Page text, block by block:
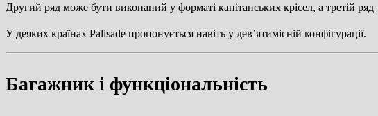
Другий ряд може бути виконаний у форматі капітанських крісел, а третій ряд
У деяких країнах Palisade пропонується навіть у дев’ятимісній конфігурації.
Багажник і функціональність